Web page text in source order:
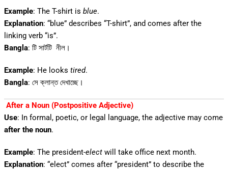
Example: The T-shirt is blue.
Explanation: “blue” describes “T-shirt”, and comes after the
linking verb “is”.
Bangla: টি সার্টটি নীল।
Example: He looks tired.
Bangla: সে ক্লান্ত দেখাচ্ছে।
After a Noun (Postpositive Adjective)
Use: In formal, poetic, or legal language, the adjective may come
after the noun.
Example: The president-electwill take office next month.
Explanation: “elect” comes after “president” to describe the